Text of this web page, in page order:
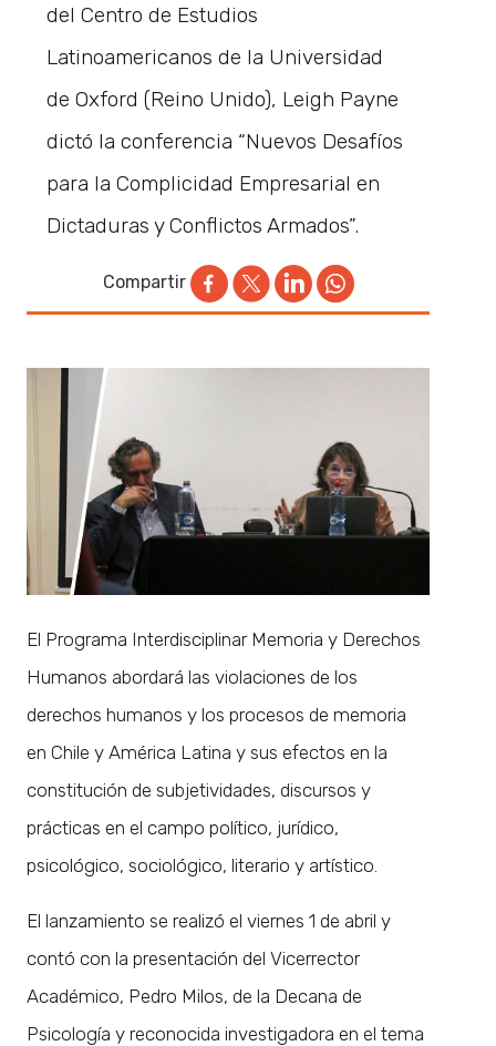
del Centro de Estudios
Latinoamericanos de la Universidad
de Oxford (Reino Unido), Leigh Payne
dictó la conferencia “Nuevos Desafíos
para la Complicidad Empresarial en
Dictaduras y Conflictos Armados”.
Compartir
El Programa Interdisciplinar Memoria y Derechos
Humanos abordará las violaciones de los
derechos humanos y los procesos de memoria
en Chile y América Latina y sus efectos en la
constitución de subjetividades, discursos y
prácticas en el campo político, jurídico,
psicológico, sociológico, literario y artístico.
El lanzamiento se realizó el viernes 1 de abril y
contó con la presentación del Vicerrector
Académico, Pedro Milos, de la Decana de
Psicología y reconocida investigadora en el tema